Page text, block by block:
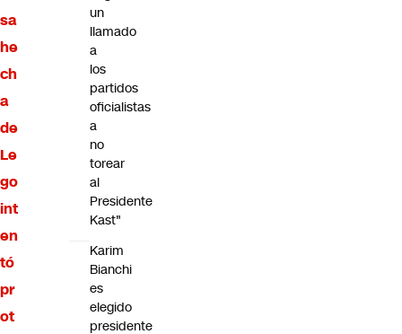
sa
he
ch
a
de
Le
go
int
en
tó
pr
ot
un
llamado
a
los
partidos
oficialistas
a
no
torear
al
Presidente
Kast"
Karim
Bianchi
es
elegido
presidente